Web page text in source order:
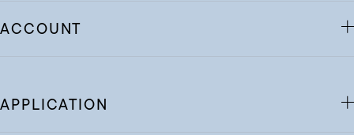
ACCOUNT
APPLICATION